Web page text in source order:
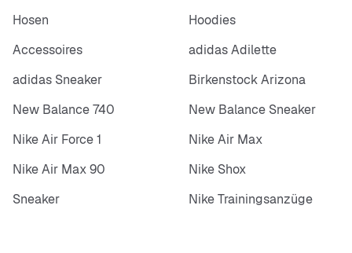
Hosen
Hoodies
Accessoires
adidas Adilette
adidas Sneaker
Birkenstock Arizona
New Balance 740
New Balance Sneaker
Nike Air Force 1
Nike Air Max
Nike Air Max 90
Nike Shox
Sneaker
Nike Trainingsanzüge